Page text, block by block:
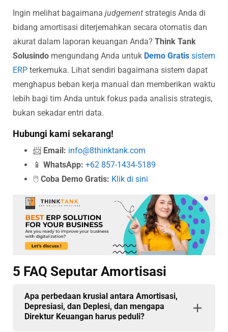
Ingin melihat bagaimana judgement strategis Anda di
bidang amortisasi diterjemahkan secara otomatis dan
akurat dalam laporan keuangan Anda? Think Tank
Solusindo mengundang Anda untuk Demo Gratis sistem
ERP terkemuka. Lihat sendiri bagaimana sistem dapat
menghapus beban kerja manual dan memberikan waktu
lebih bagi tim Anda untuk fokus pada analisis strategis,
bukan sekadar entri data.
Hubungi kami sekarang!
📨 Email: info@8thinktank.com
📱 WhatsApp: +62 857-1434-5189
🖱️ Coba Demo Gratis: Klik di sini
5 FAQ Seputar Amortisasi
Apa perbedaan krusial antara Amortisasi,
Depresiasi, dan Deplesi, dan mengapa
Direktur Keuangan harus peduli?